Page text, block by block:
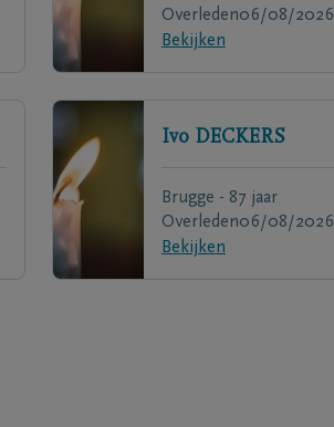
Overleden06/08/2026
Bekijken
Ivo DECKERS
Brugge - 87 jaar
Overleden06/08/2026
Bekijken